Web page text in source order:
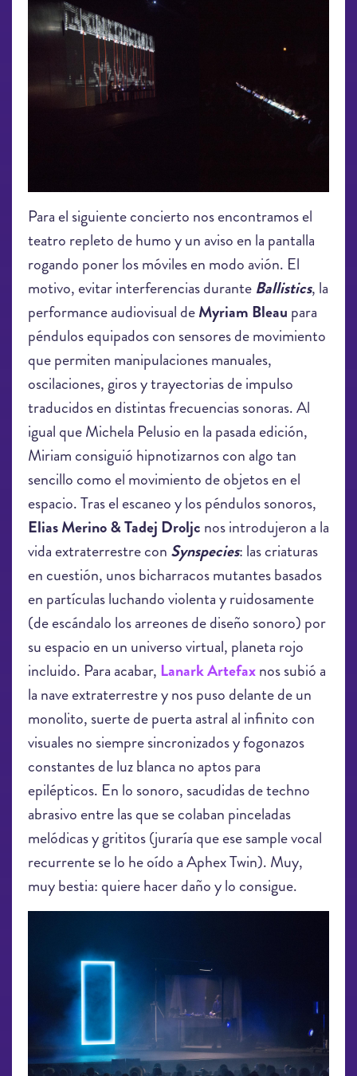
Para el siguiente concierto nos encontramos el
teatro repleto de humo y un aviso en la pantalla
rogando poner los móviles en modo avión. El
motivo, evitar interferencias durante Ballistics, la
performance audiovisual deMyriam Bleau para
péndulos equipados con sensores de movimiento
que permiten manipulaciones manuales,
oscilaciones, giros y trayectorias de impulso
traducidos en distintas frecuencias sonoras. Al
igual que Michela Pelusio en la pasada edición,
Miriam consiguió hipnotizarnos con algo tan
sencillo como el movimiento de objetos en el
espacio. Tras el escaneo y los péndulos sonoros,
Elias Merino& Tadej Droljc nos introdujeron a la
vida extraterrestre con Synspecies: las criaturas
en cuestión, unos bicharracos mutantes basados
en partículas luchando violenta y ruidosamente
(de escándalo los arreones de diseño sonoro) por
su espacio en un universo virtual, planeta rojo
incluido. Para acabar, Lanark Artefaxnos subió a
la nave extraterrestre y nos puso delante de un
monolito, suerte de puerta astral al infinito con
visuales no siempre sincronizados y fogonazos
constantes de luz blanca no aptos para
epilépticos. En lo sonoro, sacudidas de techno
abrasivo entre las que se colaban pinceladas
melódicas y grititos (juraría que ese sample vocal
recurrente se lo he oído a Aphex Twin). Muy,
muy bestia: quiere hacer daño y lo consigue.
LEV2019_Lanark Artefax_8278.jpg